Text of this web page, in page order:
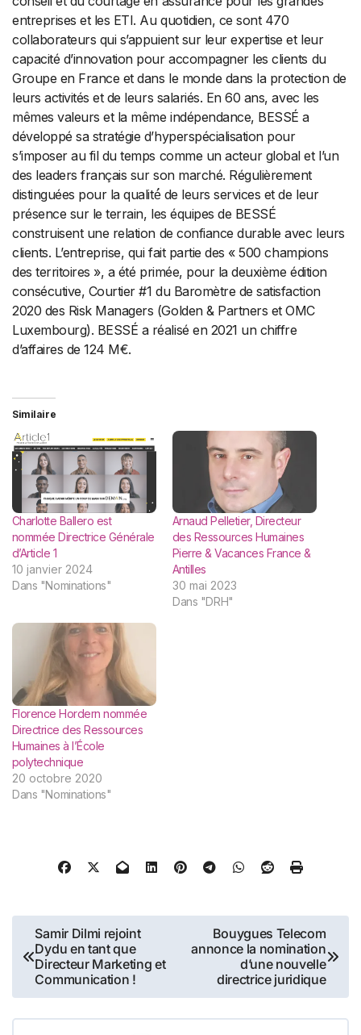
entreprises et les ETI. Au quotidien, ce sont 470
collaborateurs qui s’appuient sur leur expertise et leur
capacité d’innovation pour accompagner les clients du
Groupe en France et dans le monde dans la protection de
leurs activités et de leurs salariés. En 60 ans, avec les
mêmes valeurs et la même indépendance, BESSÉ a
développé sa stratégie d’hyperspécialisation pour
s’imposer au fil du temps comme un acteur global et l’un
des leaders français sur son marché. Régulièrement
distinguées pour la qualité́ de leurs services et de leur
présence sur le terrain, les équipes de BESSÉ
construisent une relation de confiance durable avec leurs
clients. L’entreprise, qui fait partie des « 500 champions
des territoires », a été primée, pour la deuxième édition
consécutive, Courtier #1 du Baromètre de satisfaction
2020 des Risk Managers (Golden & Partners et OMC
Luxembourg). BESSÉ a réalisé en 2021 un chiffre
d’affaires de 124 M€.
Similaire
Charlotte Ballero est
nommée Directrice Générale
d’Article 1
10 janvier 2024
Dans "Nominations"
Arnaud Pelletier, Directeur
des Ressources Humaines
Pierre & Vacances France &
Antilles
30 mai 2023
Dans "DRH"
Florence Hordern nommée
Directrice des Ressources
Humaines à l’École
polytechnique
20 octobre 2020
Dans "Nominations"
Navigation
de
l’article
Samir Dilmi rejoint
Dydu en tant que
Directeur Marketing et
Communication !
Bouygues Telecom
annonce la nomination
d’une nouvelle
directrice juridique